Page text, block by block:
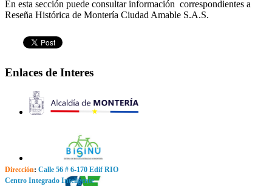
En esta sección puede consultar información correspondientes a
Reseña Histórica de Montería Ciudad Amable S.A.S.
Enlaces de Interes
Dirección: Calle 56 # 6-170 Edif RIO
Centro Integrado Inteligente